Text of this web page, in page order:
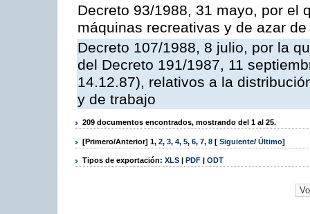
Decreto 93/1988, 31 mayo, por el
máquinas recreativas y de azar
Decreto 107/1988, 8 julio, por la
del Decreto 191/1987, 11
14.12.87), relativos a la
y de trabajo
209 documentos encontrados, mostrando del 1 al 25.
[Primero/Anterior] 1, 2, 3, 4, 5, 6, 7, 8 [ Siguiente/ Último]
Tipos de exportación: XLS | PDF | ODT